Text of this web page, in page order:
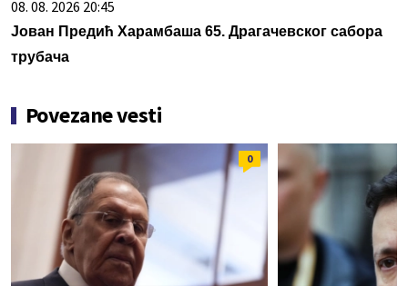
08. 08. 2026 20:45
Јован Предић Харамбаша 65. Драгачевског сабора
трубача
Povezane vesti
0